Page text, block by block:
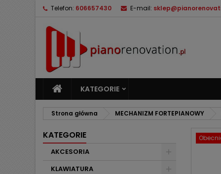
Telefon: 606657430 E-mail:
KATEGORIE
Strona główna MECHANIZM FORTEPIANOWY
KATEGORIE
AKCESORIA
KLAWIATURA